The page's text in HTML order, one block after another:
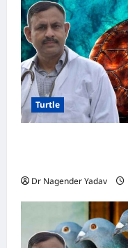
Turtle
Dr Nagender Yadav